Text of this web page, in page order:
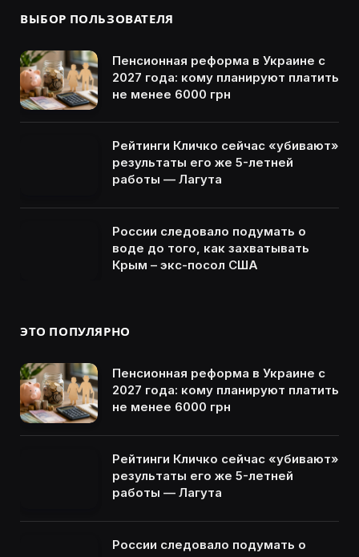
ВЫБОР ПОЛЬЗОВАТЕЛЯ
Пенсионная реформа в Украине с
2027 года: кому планируют платить
не менее 6000 грн
Рейтинги Кличко сейчас «убивают»
результаты его же 5-летней
работы — Лагута
России следовало подумать о
воде до того, как захватывать
Крым – экс-посол США
ЭТО ПОПУЛЯРНО
Пенсионная реформа в Украине с
2027 года: кому планируют платить
не менее 6000 грн
Рейтинги Кличко сейчас «убивают»
результаты его же 5-летней
работы — Лагута
России следовало подумать о